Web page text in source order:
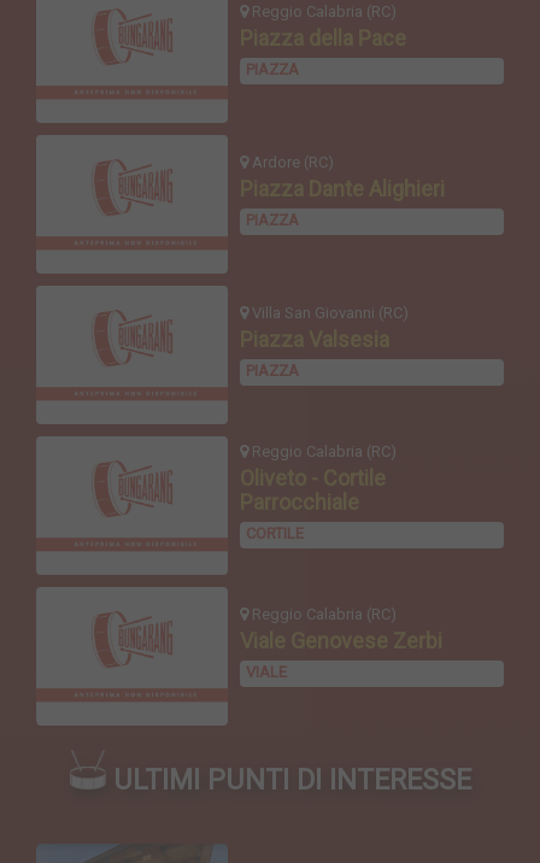
Reggio Calabria (RC)
PIAZZA
Ardore (RC)
PIAZZA
Villa San Giovanni (RC)
PIAZZA
Reggio Calabria (RC)
Oliveto - Cortile
Parrocchiale
CORTILE
Reggio Calabria (RC)
Viale Genovese Zerbi
VIALE
ULTIMI PUNTI DI INTERESSE